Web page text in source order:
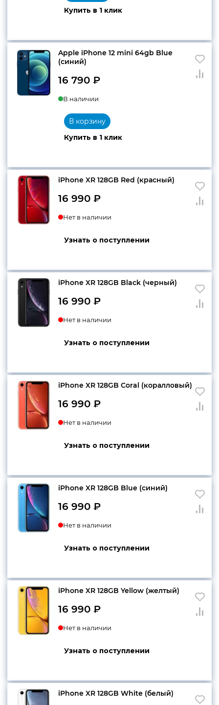
Купить в 1 клик
Apple iPhone 12 mini 64gb Blue
(cиний)
16 790 ₽
В наличии
Купить в 1 клик
В корзину
iPhone XR 128GB Red (красный)
16 990 ₽
Нет в наличии
Узнать о поступлении
iPhone XR 128GB Black (черный)
16 990 ₽
Нет в наличии
Узнать о поступлении
iPhone XR 128GB Coral (коралловый)
16 990 ₽
Нет в наличии
Узнать о поступлении
iPhone XR 128GB Blue (синий)
16 990 ₽
Нет в наличии
Узнать о поступлении
iPhone XR 128GB Yellow (желтый)
16 990 ₽
Нет в наличии
Узнать о поступлении
iPhone XR 128GB White (белый)